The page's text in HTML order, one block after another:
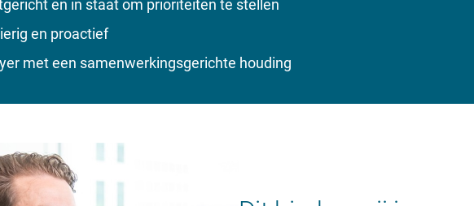
en in staat om prioriteiten te stellen
en proactief
met een samenwerkingsgerichte houding